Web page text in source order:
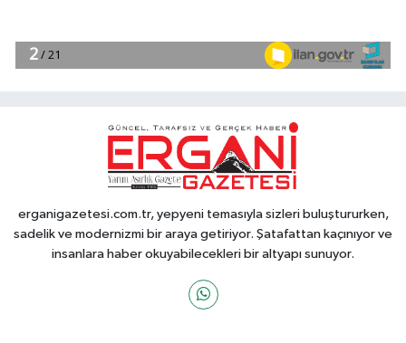
erganigazetesi.com.tr, yepyeni temasıyla sizleri buluştururken,
sadelik ve modernizmi bir araya getiriyor. Şatafattan kaçınıyor ve
insanlara haber okuyabilecekleri bir altyapı sunuyor.